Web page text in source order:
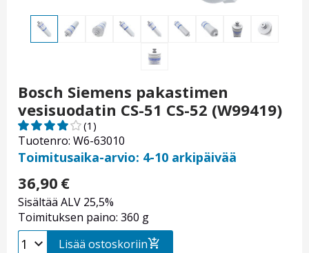
Bosch Siemens pakastimen
vesisuodatin CS-51 CS-52 (W99419)
Tuotenro: W6-63010
(1)
Toimitusaika-arvio: 4-10 arkipäivää
36,90 €
Sisältää ALV 25,5%
Toimituksen paino: 360 g
Lisää ostoskoriin